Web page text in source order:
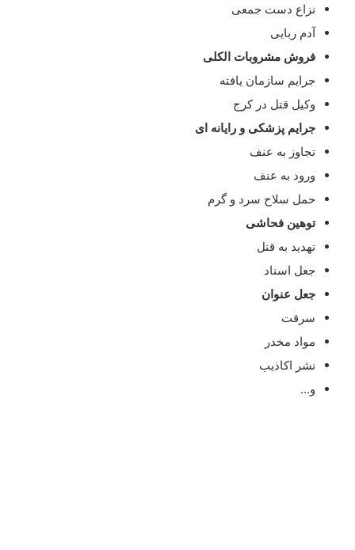
نزاع دست جمعی
آدم ربایی
فروش مشروبات الکلی
جرایم سازمان یافته
وکیل قتل در کرج
جرایم پزشکی و رایانه ای
تجاوز به عنف
ورود به عنف
حمل سلاح سرد و گرم
توهین فحاشی
تهدید به قتل
جعل اسناد
جعل عنوان
سرقت
مواد مخدر
نشر اکاذیب
و…